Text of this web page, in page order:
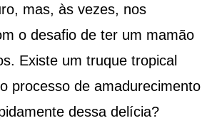
mas, às vezes, nos
o desafio de ter um mamão
Existe um truque tropical
processo de amadurecimento
dessa delícia?